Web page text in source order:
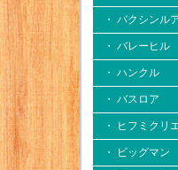
・ バクシンル
・ バレーヒル
・ ハンクル
・ バスロア
・ ヒフミクリ
・ ビッグマン